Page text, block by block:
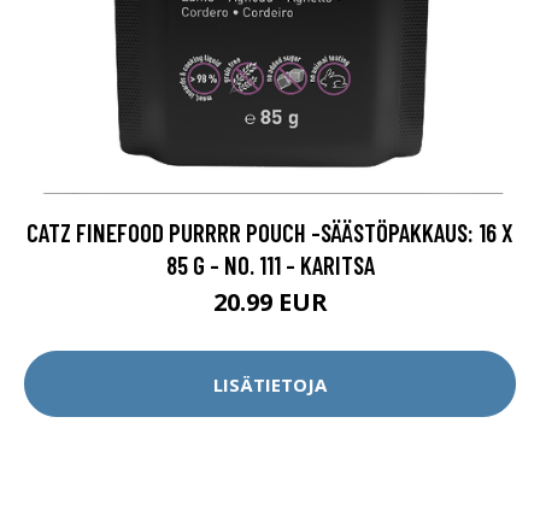
CATZ FINEFOOD PURRRR POUCH -SÄÄSTÖPAKKAUS: 16 X
85 G - NO. 111 - KARITSA
20.99 EUR
LISÄTIETOJA